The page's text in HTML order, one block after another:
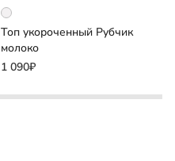
Топ укороченный Рубчик
молоко
1 090₽